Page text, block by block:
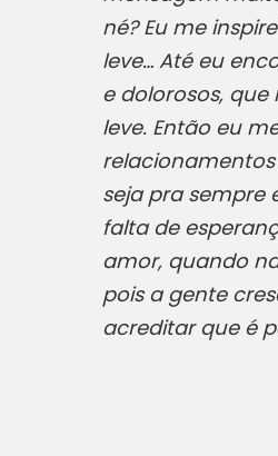
né? Eu me
leve… Até eu
e dolorosos,
leve. Então eu
seja pra sempre
falta de
amor, quando
pois a gente
acreditar que é